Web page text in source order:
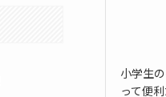
小学生
って便